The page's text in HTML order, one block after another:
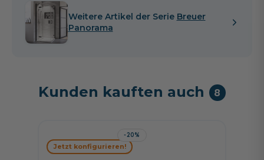
Weitere Artikel der Serie Breuer
Panorama
Kunden kauften auch 8
-20%
Jetzt konfigurieren!